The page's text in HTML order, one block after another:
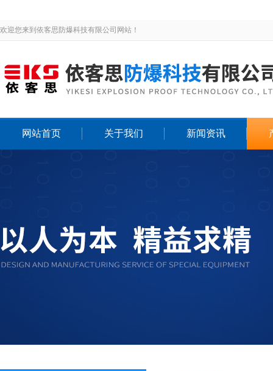
欢迎您来到依客思防爆科技有限公司网站！
网站首页 关于我们 新闻资讯